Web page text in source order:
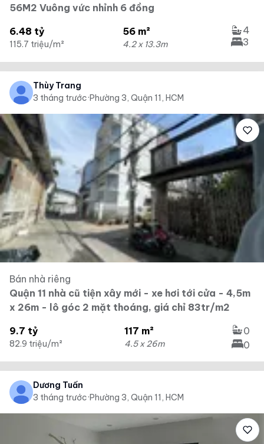
56M2 Vuông vức nhỉnh 6 đồng
6.48 tỷ
115.7 triệu/m²
56 m²
4.2 x 13.3m
4
3
Thùy Trang
3 tháng trước·Phường 3, Quận 11, HCM
Bán nhà riêng
Quận 11 nhà cũ tiện xây mới - xe hơi tới cửa - 4,5m
x 26m - lô góc 2 mặt thoáng, giá chỉ 83tr/m2
9.7 tỷ
82.9 triệu/m²
117 m²
4.5 x 26m
0
0
Dương Tuấn
3 tháng trước·Phường 3, Quận 11, HCM